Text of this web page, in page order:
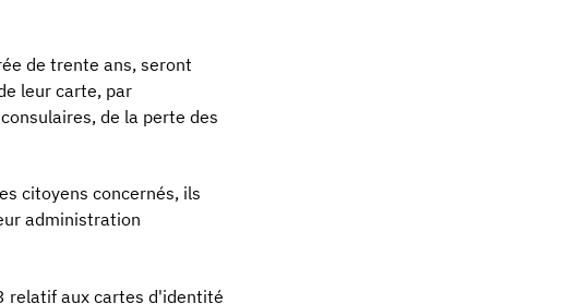
de trente ans, seront
leur carte, par
de la perte des
citoyens concernés, ils
administration
relatif aux cartes d'identité